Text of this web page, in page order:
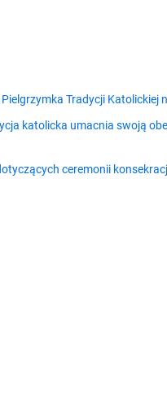
Pielgrzymka Tradycji Katolickiej
katolicka umacnia swoją
ceremonii